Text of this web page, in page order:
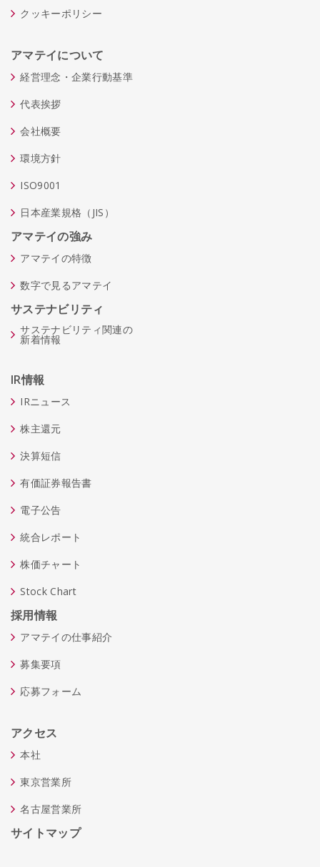
クッキーポリシー
アマテイについて
経営理念・企業行動基準
代表挨拶
会社概要
環境方針
ISO9001
日本産業規格（JIS）
アマテイの強み
アマテイの特徴
数字で見るアマテイ
サステナビリティ
サステナビリティ関連の
新着情報
IR情報
IRニュース
株主還元
決算短信
有価証券報告書
電子公告
統合レポート
株価チャート
Stock Chart
採用情報
アマテイの仕事紹介
募集要項
応募フォーム
アクセス
本社
東京営業所
名古屋営業所
サイトマップ